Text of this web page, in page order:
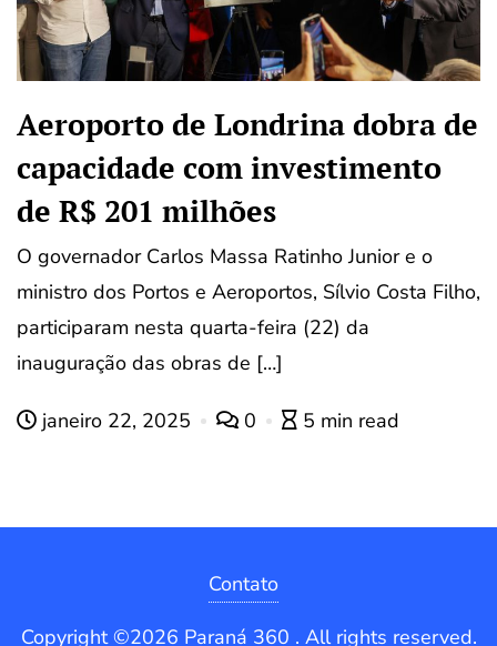
Aeroporto de Londrina dobra de
capacidade com investimento
de R$ 201 milhões
O governador Carlos Massa Ratinho Junior e o
ministro dos Portos e Aeroportos, Sílvio Costa Filho,
participaram nesta quarta-feira (22) da
inauguração das obras de […]
janeiro 22, 2025 0 5 min read
Contato
Copyright ©2026 Paraná 360 . All rights reserved.